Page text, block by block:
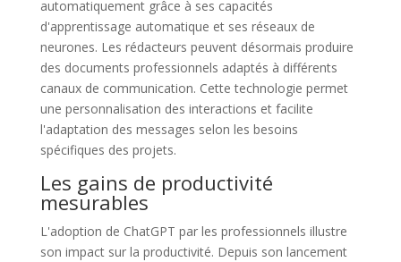
automatiquement grâce à ses capacités
d'apprentissage automatique et ses réseaux de
neurones. Les rédacteurs peuvent désormais produire
des documents professionnels adaptés à différents
canaux de communication. Cette technologie permet
une personnalisation des interactions et facilite
l'adaptation des messages selon les besoins
spécifiques des projets.
Les gains de productivité
mesurables
L'adoption de ChatGPT par les professionnels illustre
son impact sur la productivité. Depuis son lancement